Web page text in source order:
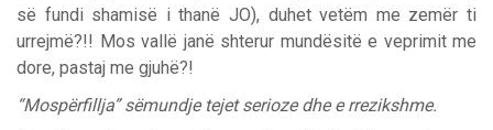
së fundi shamisë i thanë JO), duhet vetëm me zemër ti
urrejmë?!! Mos vallë janë shterur mundësitë e veprimit me
dore, pastaj me gjuhë?!
“Mospërfillja” sëmundje tejet serioze dhe e rrezikshme.